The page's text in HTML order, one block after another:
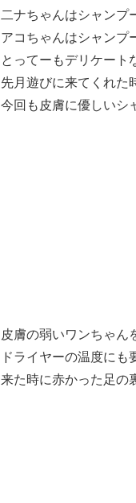
二ナちゃんはシャンプ
アコちゃんはシャンプ
とってーもデリケート
先月遊びに来てくれ
今回も皮膚に優しいシ
皮膚の弱いワンちゃん
ドライヤーの温度にも
来た時に赤かった足の